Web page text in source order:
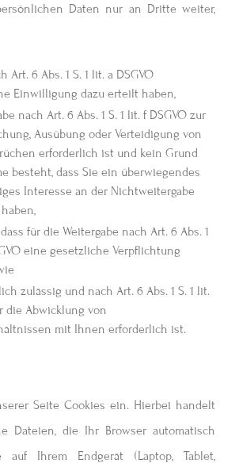
Daten nur an Dritte weiter,
Art. 6 Abs. 1 S. 1 lit. a DSGVO
Einwilligung dazu erteilt haben,
nach Art. 6 Abs. 1 S. 1 lit. f DSGVO zur
Ausübung oder Verteidigung von
erforderlich ist und kein Grund
besteht, dass Sie ein überwiegendes
Interesse an der Nichtweitergabe
für die Weitergabe nach Art. 6 Abs. 1
eine gesetzliche Verpflichtung
zulässig und nach Art. 6 Abs. 1 S. 1 lit.
die Abwicklung von
mit Ihnen erforderlich ist.
Seite Cookies ein. Hierbei handelt
Dateien, die Ihr Browser automatisch
Ihrem Endgerät (Laptop, Tablet,